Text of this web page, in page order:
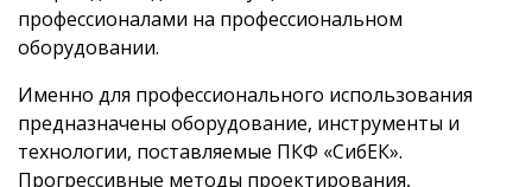
профессионалами на профессиональном
оборудовании.
Именно для профессионального использования
предназначены оборудование, инструменты и
технологии, поставляемые ПКФ «СибЕК».
Прогрессивные методы проектирования,